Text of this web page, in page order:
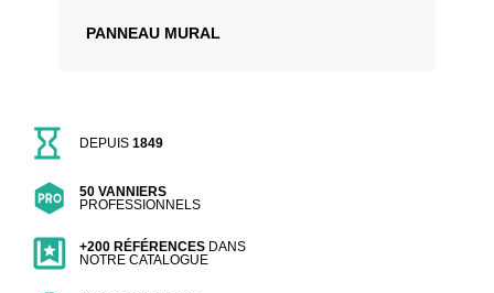
PANNEAU MURAL
DEPUIS1849
50 VANNIERS
PROFESSIONNELS
+200 RÉFÉRENCES DANS
NOTRE CATALOGUE